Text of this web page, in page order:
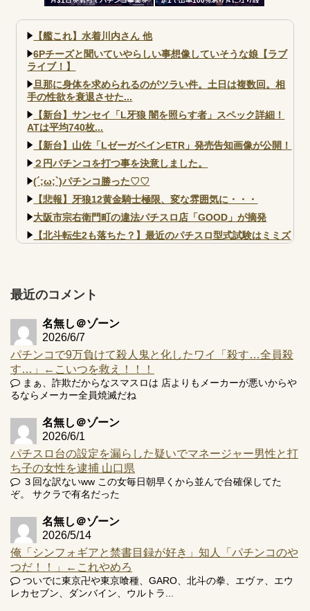
楽部マやウィッチブレイド…た
くさんの名機をありがとう
【艦これ】水着川内さん 他
6Pチーズと聞いていやらしい事想像していそうな娘【ラブ
ライブ！】
旦那に身体を求められるのがツラい件。土日は複数回。相
手の性欲を衰退させた...
【新台】サンセイ「L牙狼 闇を照らす者」スペック詳細！
ATは平均740枚...
【新台】山佐「LゼーガペインETR」発売告知画像が公開！
２円パチンコを打つ事を決意しました。
(´;ω;`)パチンコ勝った♡♡
【悲報】牙狼12黄金騎士極限、変な雰囲気に・・・
大阪市宗右衛門町の違法パチスロ店「GOOD」が摘発
【北斗転生2も落ちた？】最近のパチスロ型式試験はミミズ
アズールレーン スロット評価はコイン持ちの悪い疑似ボ天
Powered by livedoor 相互RSS
最近のコメント
名無し＠ゾーン
2026/6/7
パチンコで9万負けて殺人鬼と化したワイ「殺す…全員殺
す…」←こいつを救え！！！
まぁ、詐欺だからなスマスロは 店よりもメーカーが悪いからや
るならメーカー全員焼滅だね
名無し＠ゾーン
2026/6/1
パチスロ台の設定を漏らした疑いでマネージャー男性と打
ち子の女性を逮捕 山口県
３回な訳ないww この女毎日朝早くから並んで台確保してた
ぞ。 サクラで有名だった
名無し＠ゾーン
2026/5/14
俺「シンフォギアと禁書目録が好き」知人「パチンコのや
つだ！！」←これやめろ
ついでに東京卍や東京喰種、GARO、北斗の拳、エヴァ、エウ
レカセブン、ダンバイン、ウルトラ...